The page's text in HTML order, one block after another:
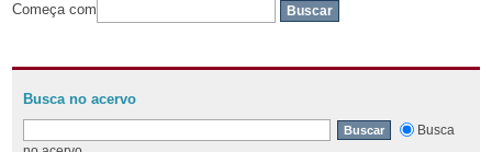
Começa com
Busca no acervo
Busca